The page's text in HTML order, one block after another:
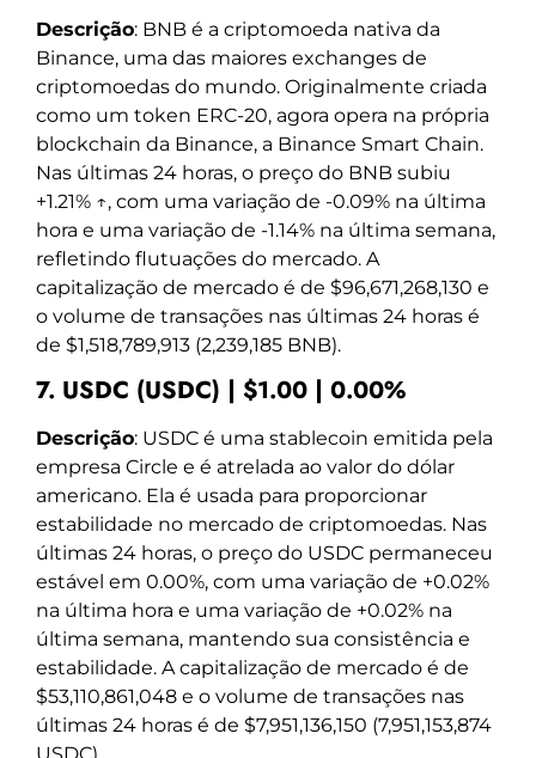
Descrição: BNB é a criptomoeda nativa da
Binance, uma das maiores exchanges de
criptomoedas do mundo. Originalmente criada
como um token ERC-20, agora opera na própria
blockchain da Binance, a Binance Smart Chain.
Nas últimas 24 horas, o preço do BNB subiu
+1.21% ↑, com uma variação de -0.09% na última
hora e uma variação de -1.14% na última semana,
refletindo flutuações do mercado. A
capitalização de mercado é de $96,671,268,130 e
o volume de transações nas últimas 24 horas é
de $1,518,789,913 (2,239,185 BNB).
7. USDC (USDC) | $1.00 | 0.00%
Descrição: USDC é uma stablecoin emitida pela
empresa Circle e é atrelada ao valor do dólar
americano. Ela é usada para proporcionar
estabilidade no mercado de criptomoedas. Nas
últimas 24 horas, o preço do USDC permaneceu
estável em 0.00%, com uma variação de +0.02%
na última hora e uma variação de +0.02% na
última semana, mantendo sua consistência e
estabilidade. A capitalização de mercado é de
$53,110,861,048 e o volume de transações nas
últimas 24 horas é de $7,951,136,150 (7,951,153,874